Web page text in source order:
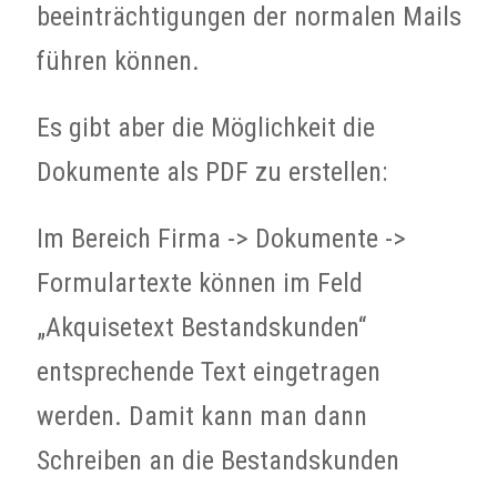
beeinträchtigungen der normalen Mails
führen können.
Es gibt aber die Möglichkeit die
Dokumente als PDF zu erstellen:
Im Bereich Firma -> Dokumente ->
Formulartexte können im Feld
„Akquisetext Bestandskunden“
entsprechende Text eingetragen
werden. Damit kann man dann
Schreiben an die Bestandskunden